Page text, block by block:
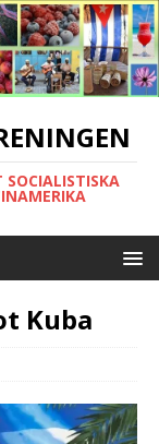
SOCIALISTISKA
Kuba